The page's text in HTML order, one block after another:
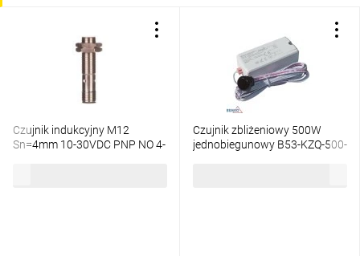
Czujnik indukcyjny M12
Sn=4mm 10-30VDC PNP NO 4-
Czujnik zbliżeniowy 500W
jednobiegunowy B53-KZQ-500-